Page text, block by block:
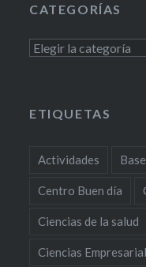
CATEGORÍAS
Categorías
ETIQUETAS
Actividades
Centro Buen día
Ciencias de la salud
Ciencias